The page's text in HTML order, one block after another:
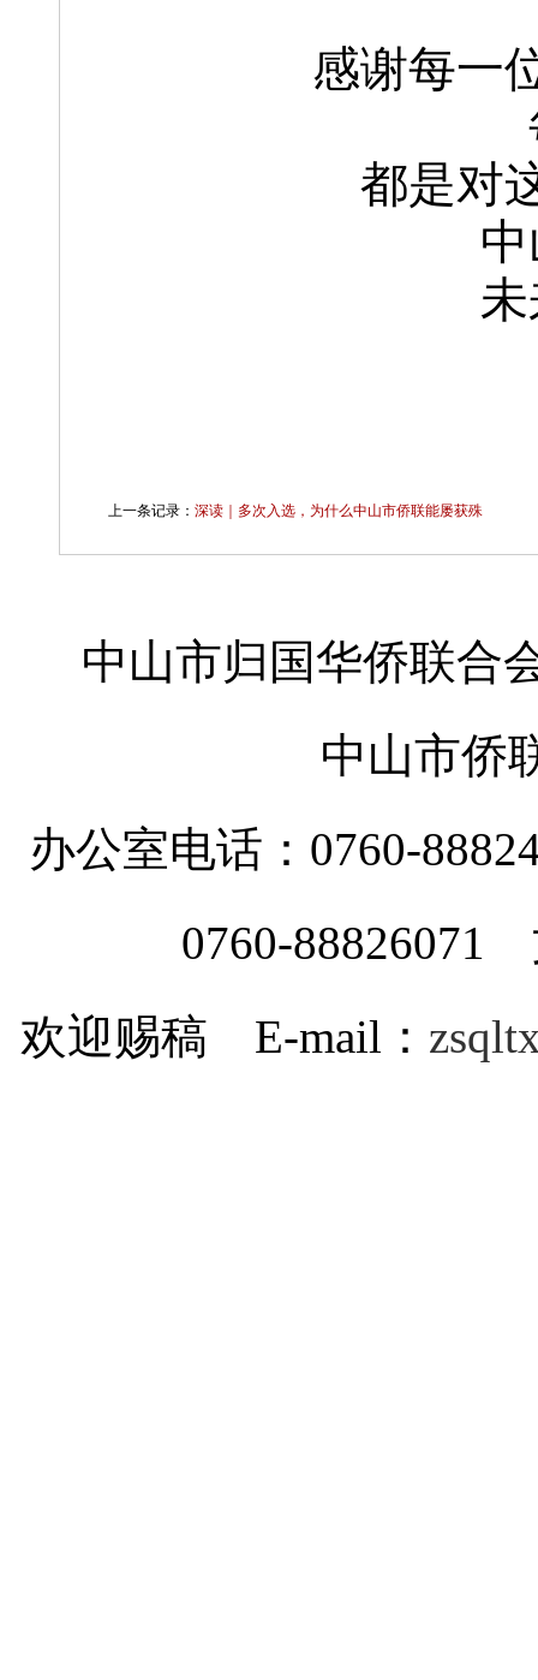
感谢每一
都是对
上一条记录： 深读｜多次入选，为什么中山市侨联能屡获殊
中山市归国华侨联合
中山市侨
办公室电话：0760-
0760-88826071
欢迎赐稿 E-mail：